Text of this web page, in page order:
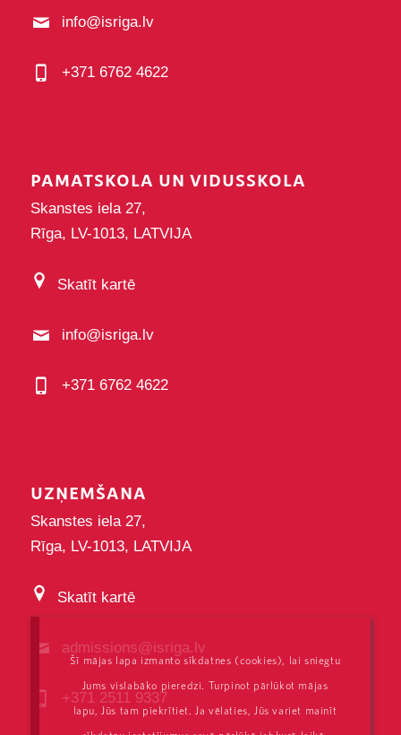
info@isriga.lv
+371 6762 4622
PAMATSKOLA UN VIDUSSKOLA
Skanstes iela 27,
Rīga, LV-1013, LATVIJA
Skatīt kartē
info@isriga.lv
+371 6762 4622
UZŅEMŠANA
Skanstes iela 27,
Rīga, LV-1013, LATVIJA
Skatīt kartē
admissions@isriga.lv
+371 2511 9337
Šī mājas lapa izmanto sīkdatnes (cookies), lai sniegtu
Jums vislabāko pieredzi. Turpinot pārlūkot mājas
lapu, Jūs tam piekrītiet. Ja vēlaties, Jūs variet mainīt